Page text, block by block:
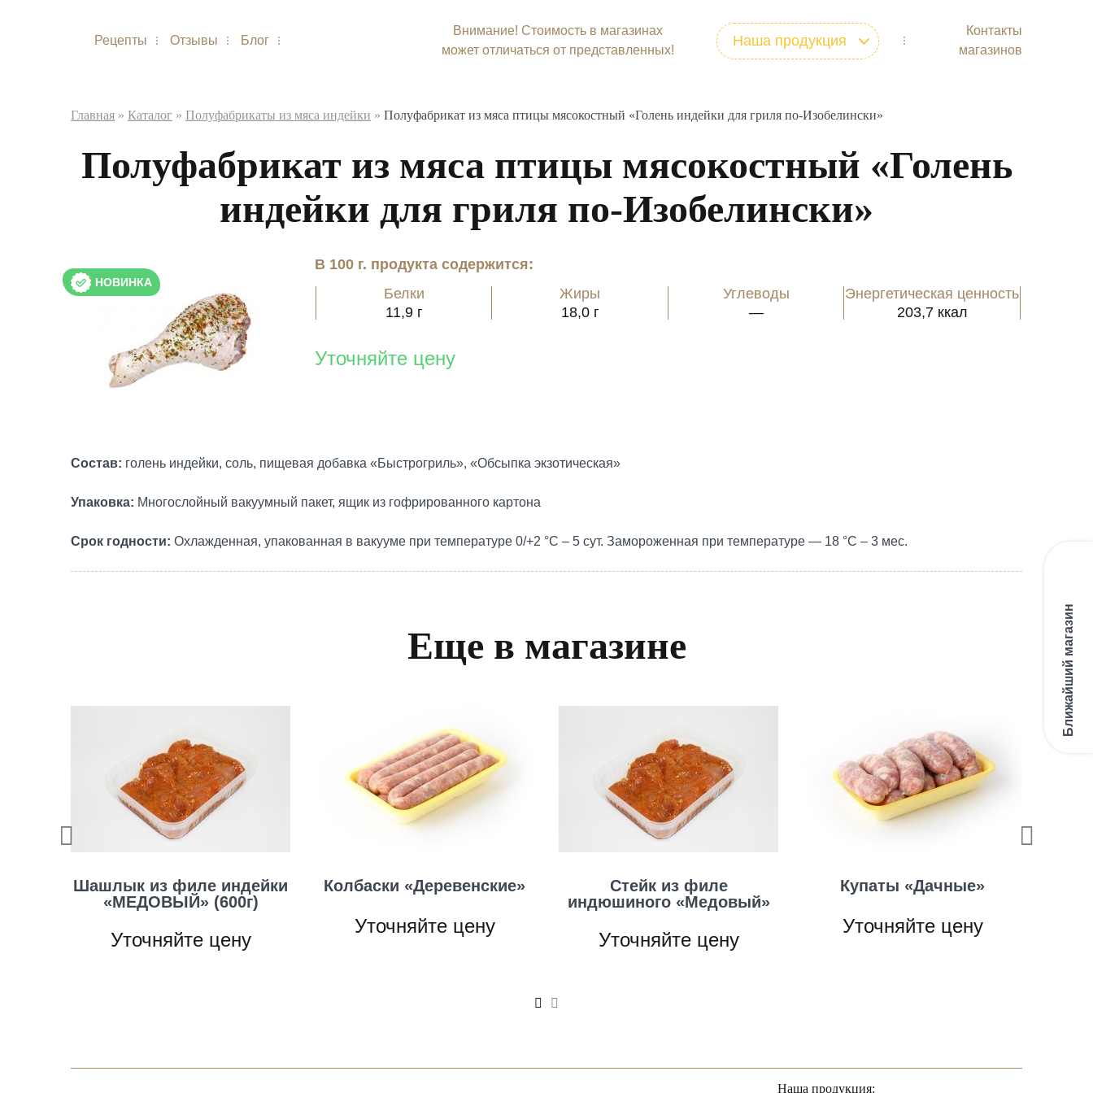
Рецепты Отзывы Блог
Внимание! Стоимость в магазинах
может отличаться от представленных!
Наша продукция
Фарш
Контакты
магазинов
Главная » Каталог » Полуфабрикаты из мяса индейки » Полуфабрикат из мяса птицы мясокостный «Голень индейки для гриля по-Изобелински»
Полуфабрикат из мяса птицы мясокостный «Голень
индейки для гриля по-Изобелински»
НОВИНКА
В 100 г. продукта содержится:
Белки
11,9 г
Жиры
18,0 г
Углеводы
—
Энергетическая ценность
203,7 ккал
Уточняйте цену
Состав: голень индейки, соль, пищевая добавка «Быстрогриль», «Обсыпка экзотическая»
Упаковка: Многослойный вакуумный пакет, ящик из гофрированного картона
Срок годности: Охлажденная, упакованная в вакууме при температуре 0/+2 °С – 5 сут. Замороженная при температуре — 18 °С – 3 мес.
Еще в магазине
Шашлык из филе индейки
«МЕДОВЫЙ» (600г)
Уточняйте цену
Колбаски «Деревенские»
Уточняйте цену
Стейк из филе
индюшиного «Медовый»
Уточняйте цену
Купаты «Дачные»
Уточняйте цену
Next
Наша продукция:
Ближайший магазин